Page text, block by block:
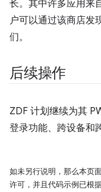
长。其中许多应用来
户可以通过该商店发
们。
后续操作
ZDF 计划继续为其
登录功能、跨设备和
如未另行说明，那么本页
许可，并且代码示例已根